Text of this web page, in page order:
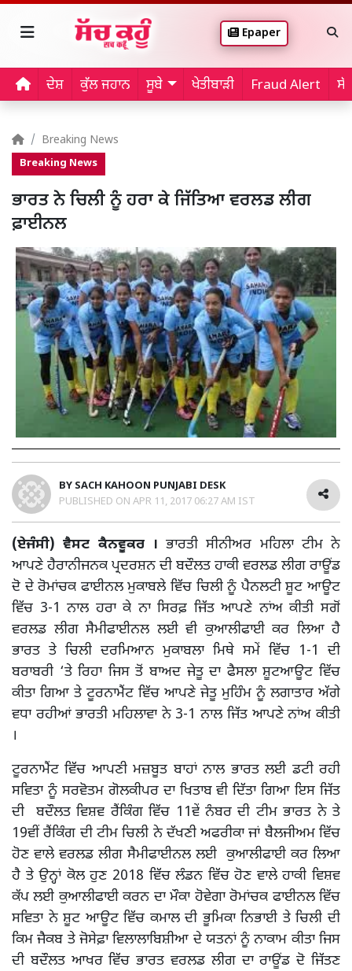
Epaper
ਦੇਸ਼ ਕੁੱਲ ਜਹਾਨ ਸੂਬੇ ਖੇਤੀਬਾੜੀ Fraud Alert
Breaking News
Breaking News
ਭਾਰਤ ਨੇ ਚਿਲੀ ਨੂੰ ਹਰਾ ਕੇ ਜਿੱਤਿਆ ਵਰਲਡ ਲੀਗ
ਫ਼ਾਈਨਲ
BY SACH KAHOON PUNJABI DESK
PUBLISHED ON APR 11, 2017 06:27 AM IST
(ਏਜੰਸੀ) ਵੈਸਟ ਕੈਨਵੂਕਰ । ਭਾਰਤੀ ਸੀਨੀਅਰ ਮਹਿਲਾ ਟੀਮ ਨੇ
ਆਪਣੇ ਹੈਰਾਨੀਜਨਕ ਪ੍ਰਦਰਸ਼ਨ ਦੀ ਬਦੌਲਤ ਹਾਕੀ ਵਰਲਡ ਲੀਗ ਰਾਊਂਡ
ਦੋ ਦੇ ਰੋਮਾਂਚਕ ਫਾਈਨਲ ਮੁਕਾਬਲੇ ਵਿੱਚ ਚਿਲੀ ਨੂੰ ਪੈਨਲਟੀ ਸ਼ੂਟ ਆਊਟ
ਵਿੱਚ 3-1 ਨਾਲ ਹਰਾ ਕੇ ਨਾ ਸਿਰਫ਼ ਜਿੱਤ ਆਪਣੇ ਨਾਂਅ ਕੀਤੀ ਸਗੋਂ
ਵਰਲਡ ਲੀਗ ਸੈਮੀਫਾਈਨਲ ਲਈ ਵੀ ਕੁਆਲੀਫਾਈ ਕਰ ਲਿਆ ਹੈ
ਭਾਰਤ ਤੇ ਚਿਲੀ ਦਰਮਿਆਨ ਮੁਕਾਬਲਾ ਮਿਥੇ ਸਮੇਂ ਵਿੱਚ 1-1 ਦੀ
ਬਰਾਬਰੀ ‘ਤੇ ਰਿਹਾ ਜਿਸ ਤੋਂ ਬਾਅਦ ਜੇਤੂ ਦਾ ਫੈਸਲਾ ਸ਼ੂਟਆਊਟ ਵਿੱਚ
ਕੀਤਾ ਗਿਆ ਤੇ ਟੂਰਨਾਮੈਂਟ ਵਿੱਚ ਆਪਣੇ ਜੇਤੂ ਮੁਹਿੰਮ ਨੂੰ ਲਗਾਤਾਰ ਅੱਗੇ
ਵਧਾ ਰਹੀਆਂ ਭਾਰਤੀ ਮਹਿਲਾਵਾ ਨੇ 3-1 ਨਾਲ ਜਿੱਤ ਆਪਣੇ ਨਾਂਅ ਕੀਤੀ
।
ਟੂਰਨਾਮੈਂਟ ਵਿੱਚ ਆਪਣੀ ਮਜ਼ਬੂਤ ਬਾਹਾਂ ਨਾਲ ਭਾਰਤ ਲਈ ਡਟੀ ਰਹੀ
ਸਵਿਤਾ ਨੂੰ ਸਰਵੋਤਮ ਗੋਲਕੀਪਰ ਦਾ ਖਿਤਾਬ ਵੀ ਦਿੱਤਾ ਗਿਆ ਇਸ ਜਿੱਤ
ਦੀ ਬਦੌਲਤ ਵਿਸ਼ਵ ਰੈਂਕਿੰਗ ਵਿੱਚ 11ਵੇਂ ਨੰਬਰ ਦੀ ਟੀਮ ਭਾਰਤ ਨੇ ਤੇ
19ਵੀਂ ਰੈਂਕਿੰਗ ਦੀ ਟੀਮ ਚਿਲੀ ਨੇ ਦੱਖਣੀ ਅਫਰੀਕਾ ਜਾਂ ਬੈਲਜੀਅਮ ਵਿੱਚ
ਹੋਣ ਵਾਲੇ ਵਰਲਡ ਲੀਗ ਸੈਮੀਫਾਈਨਲ ਲਈ ਕੁਆਲੀਫਾਈ ਕਰ ਲਿਆ
ਹੈ ਤੇ ਉਨ੍ਹਾਂ ਕੋਲ ਹੁਣ 2018 ਵਿੱਚ ਲੰਡਨ ਵਿੱਚ ਹੋਣ ਵਾਲੇ ਹਾਕੀ ਵਿਸ਼ਵ
ਕੱਪ ਲਈ ਕੁਆਲੀਫਾਈ ਕਰਨ ਦਾ ਮੌਕਾ ਹੋਵੇਗਾ ਰੋਮਾਂਚਕ ਫਾਈਨਲ ਵਿੱਚ
ਸਵਿਤਾ ਨੇ ਸ਼ੂਟ ਆਊਟ ਵਿੱਚ ਕਮਾਲ ਦੀ ਭੂਮਿਕਾ ਨਿਭਾਈ ਤੇ ਚਿਲੀ ਦੀ
ਕਿਮ ਜੈਕਬ ਤੇ ਜੋਸੇਫ਼ਾ ਵਿਲਾਲਾਬਿਸ਼ੀਆ ਦੇ ਯਤਨਾਂ ਨੂੰ ਨਾਕਾਮ ਕੀਤਾ ਜਿਸ
ਦੀ ਬਦੌਲਤ ਆਖਰ ਵਿੱਚ ਭਾਰਤ ਵਰਲਡ ਲੀਗ ਦਾ ਰਾਊਂਡ ਦੋ ਜਿੱਤਣ